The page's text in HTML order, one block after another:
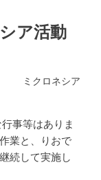
ア活動
ミクロネシア
事等はありま
業と、りおで
続して実施し